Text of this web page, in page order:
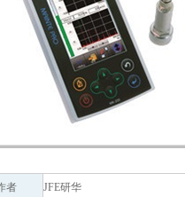
者 JFE研华